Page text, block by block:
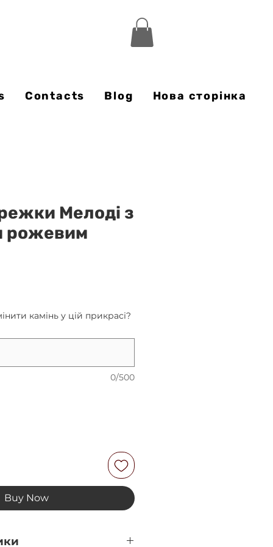
Contacts Blog Нова сторінка
Мелоді з
рожевим
камінь у цій прикрасі?
0/500
Buy Now